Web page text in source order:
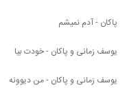
پاکان - آدم نمیشم
یوسف زمانی و پاکان - خودت بیا
یوسف زمانی و پاکان - من دیوونه